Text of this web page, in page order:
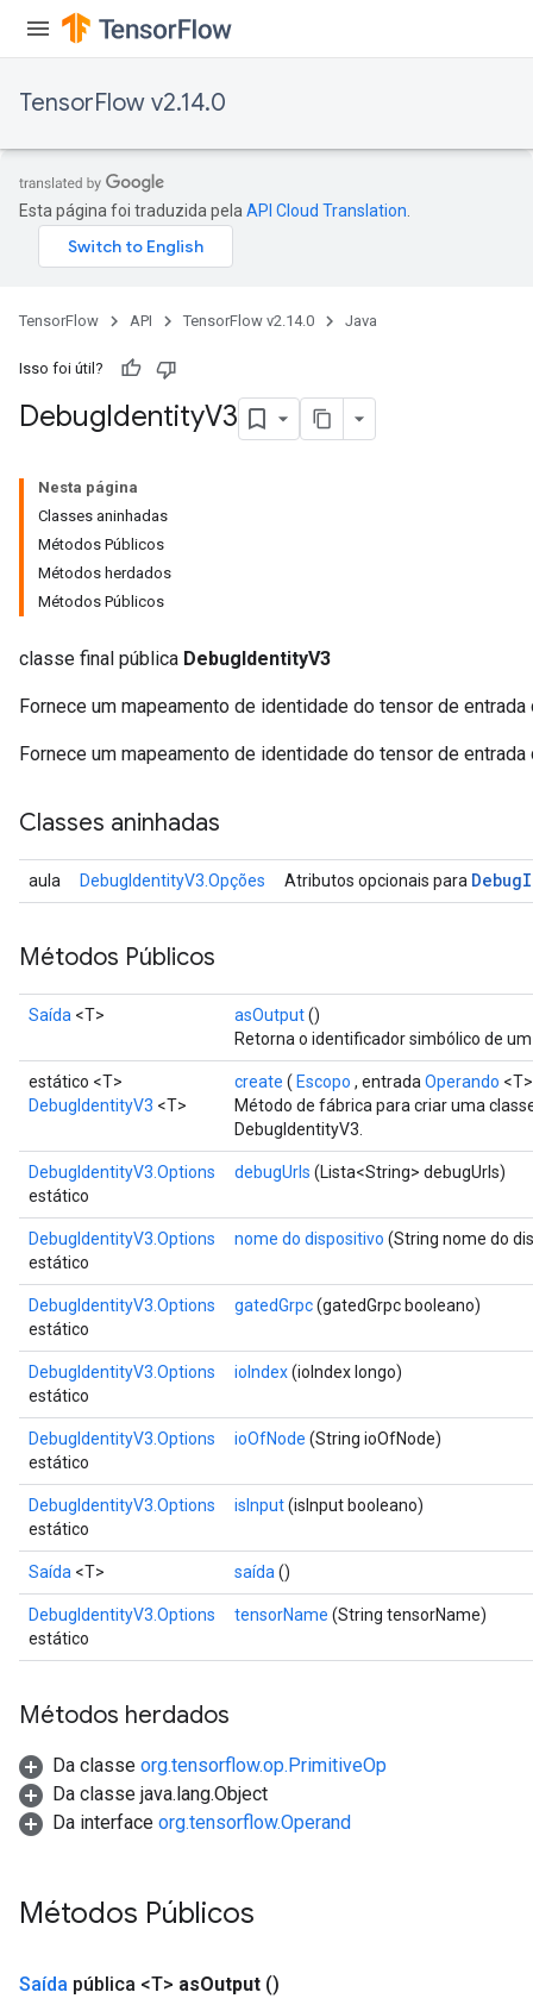
TensorFlow v2.14.0
Esta página foi traduzida pela API Cloud Translation
TensorFlow API TensorFlow v2.14.0 Java
Isso foi útil?
DebugIdentityV3
Nesta página
Classes aninhadas
Métodos Públicos
Métodos herdados
Métodos Públicos
classe final pública DebugIdentityV3
Fornece um mapeamento de identidade do tensor de
Fornece um mapeamento de identidade do tensor de
Classes aninhadas
aula DebugIdentityV3.Opções Atributos opcionais para Debug
Métodos Públicos
Saída <T> asOutput()
Retorna o identificador simbólico de
estático <T>
DebugIdentityV3 <T>
create ( Escopo , entrada Operando
Método de fábrica para criar uma
DebugIdentityV3.
DebugIdentityV3.Options
estático
debugUrls (Lista<String> debugUrls)
DebugIdentityV3.Options
estático
nome do dispositivo (String nome do
DebugIdentityV3.Options
estático
gatedGrpc(gatedGrpc booleano)
DebugIdentityV3.Options
estático
ioIndex(ioIndex longo)
DebugIdentityV3.Options
estático
ioOfNode (String ioOfNode)
DebugIdentityV3.Options
estático
isInput(isInput booleano)
Saída <T> saída ()
DebugIdentityV3.Options
estático
tensorName (String tensorName)
Métodos herdados
Da classe org.tensorflow.op.PrimitiveOp
Da classe java.lang.Object
Da interface org.tensorflow.Operand
Métodos Públicos
Saída pública <T> asOutput ()